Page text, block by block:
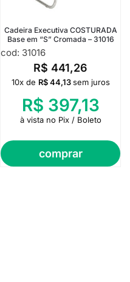
Cadeira Executiva COSTURADA
Base em “S” Cromada – 31016
cod: 31016
R$ 441,26
comprar
10x de R$44,13 sem juros
R$ 397,13
à vista no Pix / Boleto